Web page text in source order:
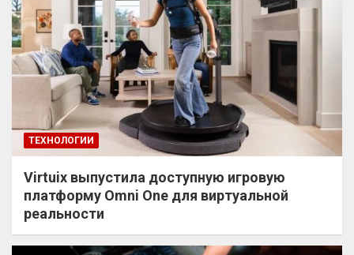
ТЕХНОЛОГИИ
Virtuix выпустила доступную игровую
платформу Omni One для виртуальной
реальности